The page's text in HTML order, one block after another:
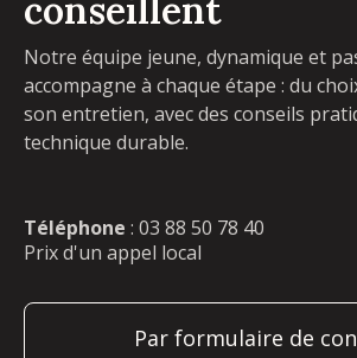
Notre équipe jeune, dynamique et
accompagne à chaque étape : du
son entretien, avec des conseils
technique durable.
Téléphone : 03 88 50 78 40
Prix d'un appel local
Par formulaire de